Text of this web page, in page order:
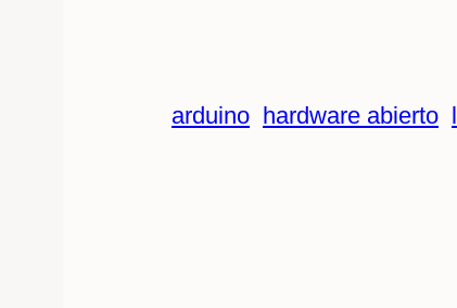
arduino hardware abierto